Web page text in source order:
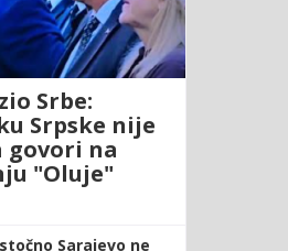
Srbe:
Srpske nije
govori na
"Oluje"
Sarajevo ne